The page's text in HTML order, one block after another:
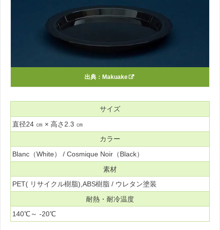
出典： Makuake
サイズ
直径24 ㎝ × 高さ2.3 ㎝
カラー
Blanc（White） / Cosmique Noir（Black）
素材
PET( リサイクル樹脂),ABS樹脂 / ウレタン塗装
耐熱・耐冷温度
140℃～ -20℃